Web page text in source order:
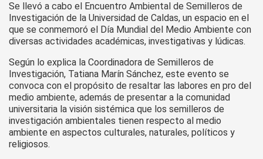
Se llevó a cabo el Encuentro Ambiental de Semilleros de
Investigación de la Universidad de Caldas, un espacio en el
que se conmemoró el Día Mundial del Medio Ambiente con
diversas actividades académicas, investigativas y lúdicas.
Según lo explica la Coordinadora de Semilleros de
Investigación, Tatiana Marín Sánchez, este evento se
convoca con el propósito de resaltar las labores en pro del
medio ambiente, además de presentar a la comunidad
universitaria la visión sistémica que los semilleros de
investigación ambientales tienen respecto al medio
ambiente en aspectos culturales, naturales, políticos y
religiosos.